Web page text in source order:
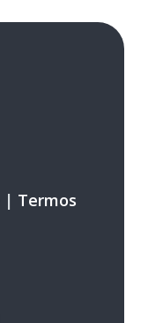
| Termos